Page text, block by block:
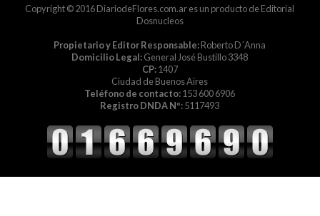
Copyright © 2016 DiariodeFlores.com.ar es un producto de Editorial
Dosnucleos
Propietario y Editor Responsable:Roberto D´Anna
Domicilio Legal:General José Bustillo 3348
CP:1407
Ciudad de Buenos Aires
Teléfono de contacto:153 600 6906
Registro DNDA Nº:5117493